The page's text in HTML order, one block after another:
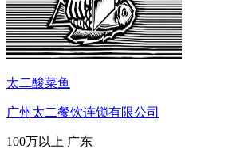
太二酸菜鱼
广州太二餐饮连锁有限公司
100万以上 广东